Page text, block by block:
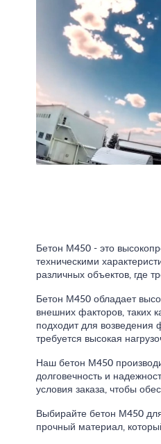
Бетон М450 - это
техническими
различных объектов, где
Бетон М450 обладает
внешних факторов, таких
подходит для возведения
требуется высокая
Наш бетон М450
долговечность и
условия заказа, чтобы
Выбирайте бетон М450
прочный материал,